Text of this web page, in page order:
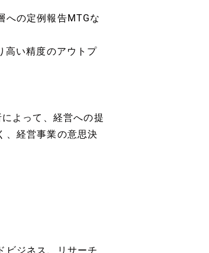
への定例報告MTGな
高い精度のアウトプ
よって、経営への提
、経営事業の意思決
ビジネス、リサーチ